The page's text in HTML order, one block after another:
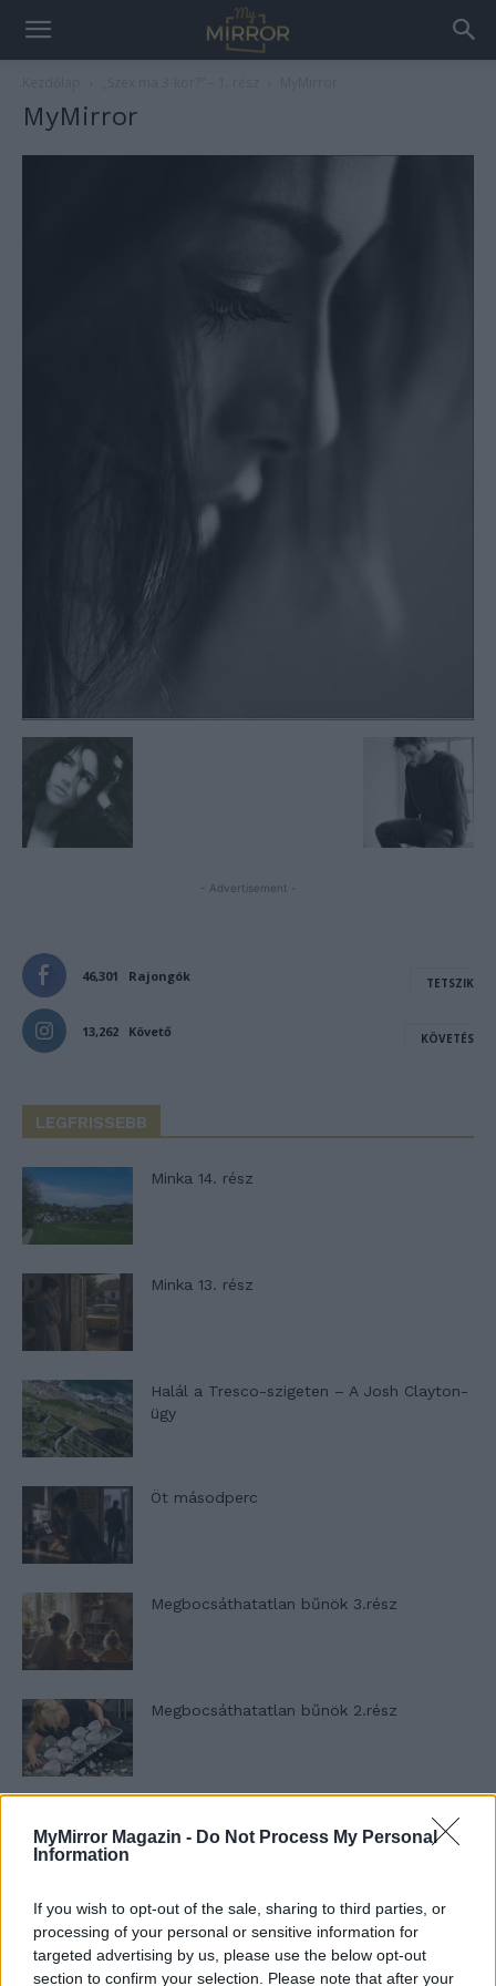
MyMirror Magazin - Do Not Process My Personal
Information
If you wish to opt-out of the sale, sharing to third parties, or
processing of your personal or sensitive information for
targeted advertising by us, please use the below opt-out
section to confirm your selection. Please note that after your
MyMirror
- Advertisement -
46,301 Rajongók TETSZIK
13,262 Követő KÖVETÉS
LEGFRISSEBB
Minka 14. rész
Minka 13. rész
Halál a Tresco-szigeten – A Josh Clayton-
ügy
Öt másodperc
Megbocsáthatatlan bűnök 3.rész
Megbocsáthatatlan bűnök 2.rész
Szent Genovéva, a túlélő Franciaország
jelképe